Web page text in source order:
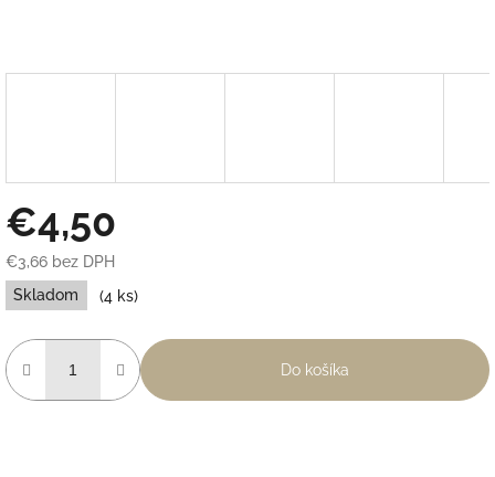
€4,50
€3,66 bez DPH
Jednotková
cena:
Skladom (4 ks)
Do košíka